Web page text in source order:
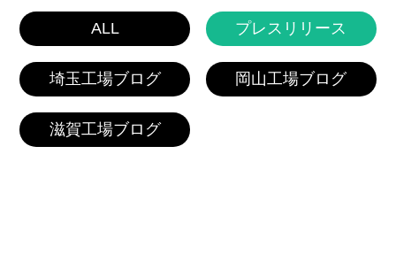
ALL プレスリリース
埼玉工場ブログ 岡山工場ブログ
滋賀工場ブログ